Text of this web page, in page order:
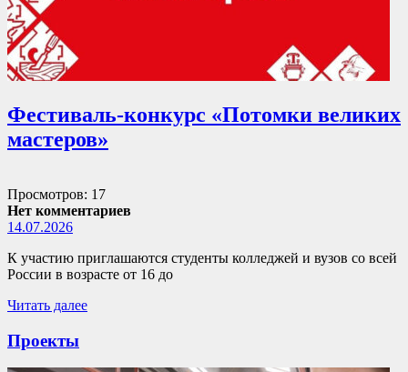
Фестиваль-конкурс «Потомки великих
мастеров»
Просмотров: 17
Нет комментариев
14.07.2026
К участию приглашаются студенты колледжей и вузов со всей
России в возрасте от 16 до
Читать далее
Проекты